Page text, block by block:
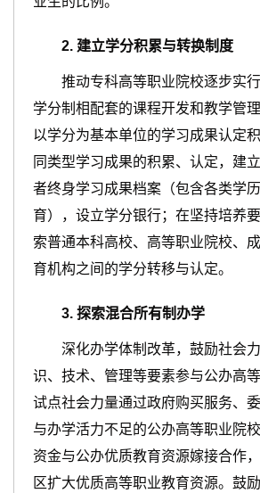
2. 建立学分积累与转换制度
推动专科高等职业院校逐步实
学分制相配套的课程开发和教学管
以学分为基本单位的学习成果认定
同类型学习成果的积累、认定，建
者终身学习成果档案（包含各类学
育），设立学分银行；在坚持培养
索普通本科高校、高等职业院校、
育机构之间的学分转移与认定。
3.探索混合所有制办学
深化办学体制改革，鼓励社会
识、技术、管理等要素参与公办高
试点社会力量通过政府购买服务、
与办学活力不足的公办高等职业院
资金与公办优质教育资源嫁接合作
区扩大优质高等职业教育资源。鼓